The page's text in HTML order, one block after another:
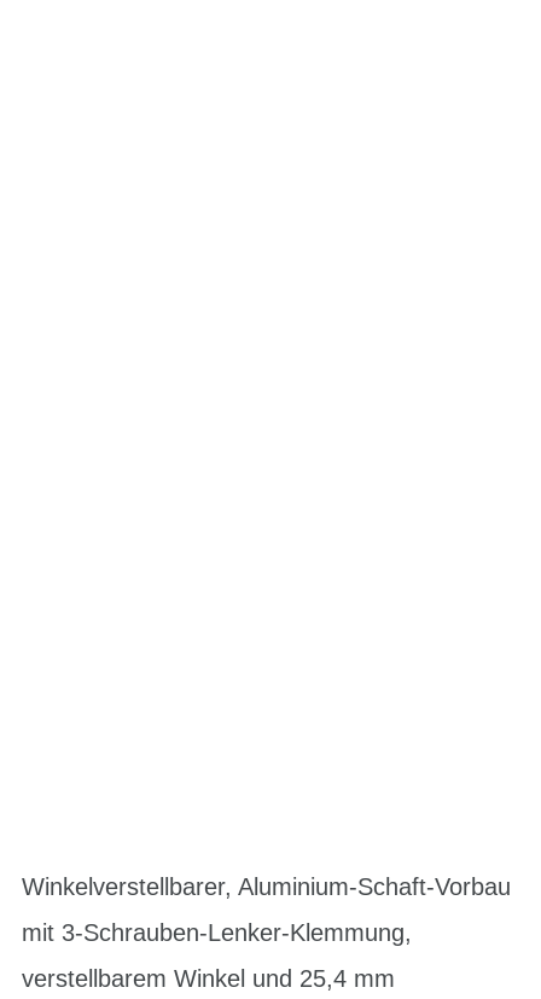
Winkelverstellbarer, Aluminium-Schaft-Vorbau
mit 3-Schrauben-Lenker-Klemmung,
verstellbarem Winkel und 25,4 mm